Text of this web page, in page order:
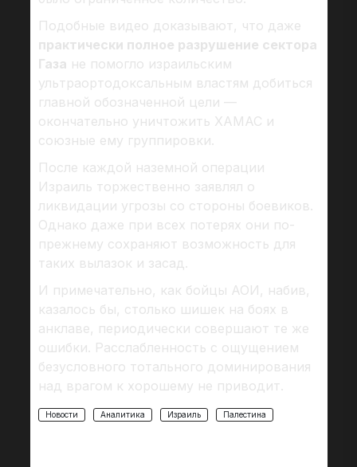
Подобные видео доказывают, что даже
практически полное разрушение сектора
Газа не помогло израильским
ультраортодоксальным властям добиться
главной обозначенной цели —
окончательно уничтожить ХАМАС и
союзные ему группировки.
После каждой наземной операции
Израиль торжественно заявлял о
ликвидации угрозы со стороны боевиков.
Однако даже при всех потерях они по-
прежнему сохраняют возможность для
таких вылазок и засад.
И примечательно, как бойцы АОИ, набив,
казалось бы, столько шишек на боях в
анклаве, периодически совершают те же
ошибки. Расслабленность с ощущением
безусловного тотального доминирования
над врагом к хорошему не приводит.
Новости Аналитика Израиль Палестина